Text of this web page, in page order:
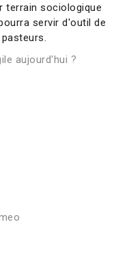
terrain sociologique
servir d'outil de
aujourd'hui ?